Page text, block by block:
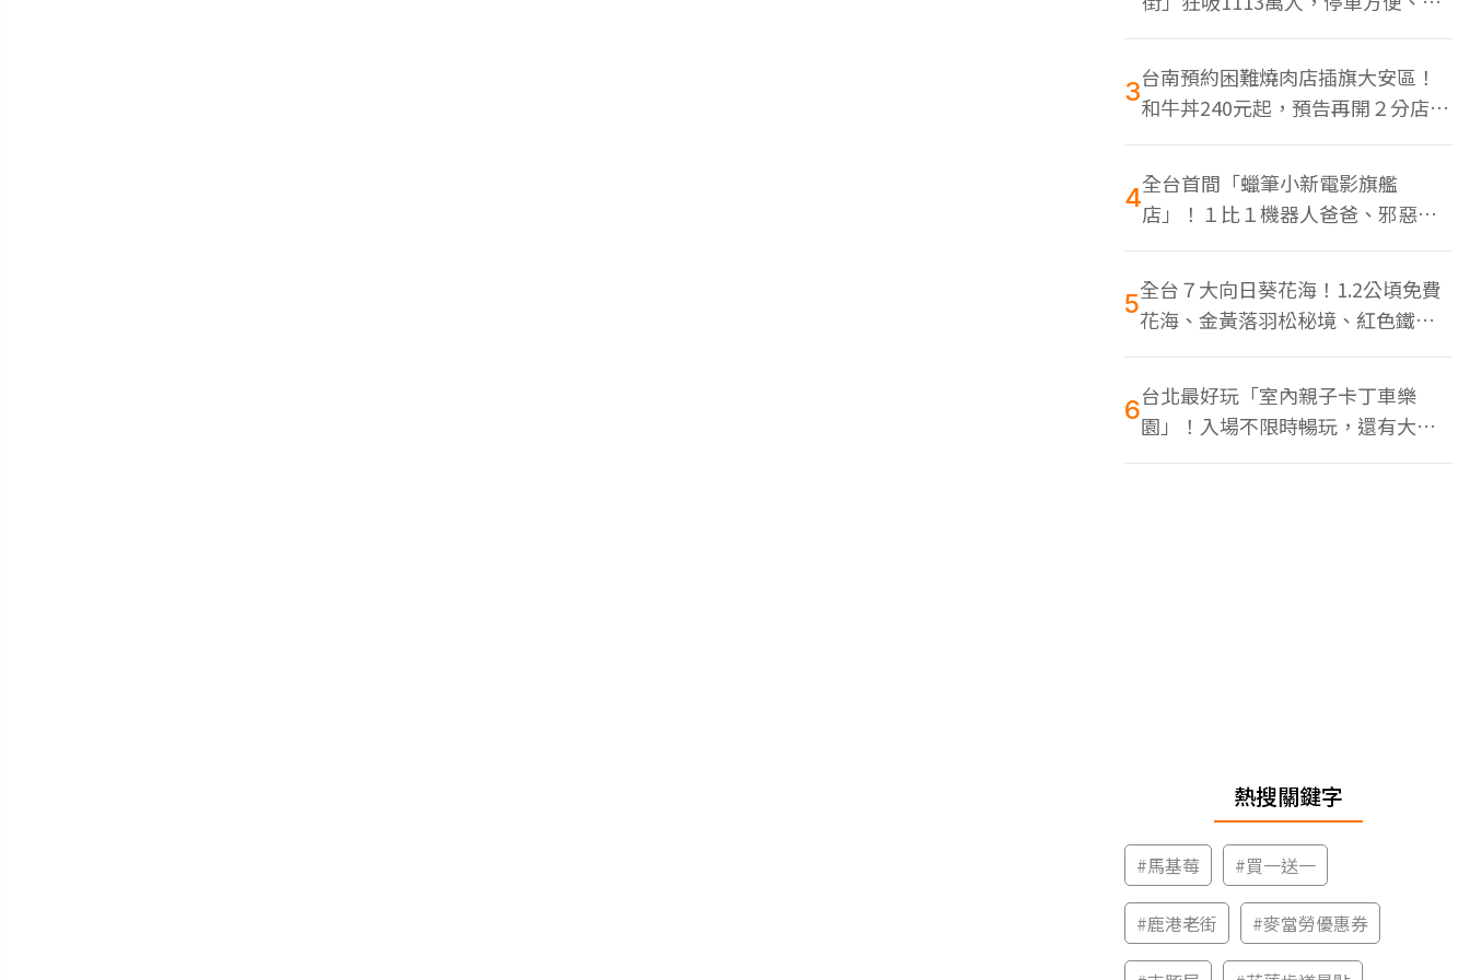
色美食多
3台南預約困難燒肉店插旗大安區！
和牛丼240元起，預告再開２分店、
地點曝光
4全台首間「蠟筆小新電影旗艦
店」！１比１機器人爸爸、邪惡正
男，百款周邊買翻
5全台７大向日葵花海！1.2公頃免費
花海、金黃落羽松秘境、紅色鐵橋
同框
6台北最好玩「室內親子卡丁車樂
園」！入場不限時暢玩，還有大螢
幕Switch遊戲區
熱搜關鍵字
#馬基莓 #買一送一
#鹿港老街 #麥當勞優惠券